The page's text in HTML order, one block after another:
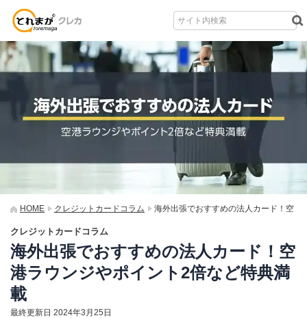
HOME クレジットカードコラム
海外出張でおすすめの法人カード！空
クレジットカードコラム
海外出張でおすすめの法人カード！空
港ラウンジやポイント2倍など特典満
載
最終更新日 2024年3月25日